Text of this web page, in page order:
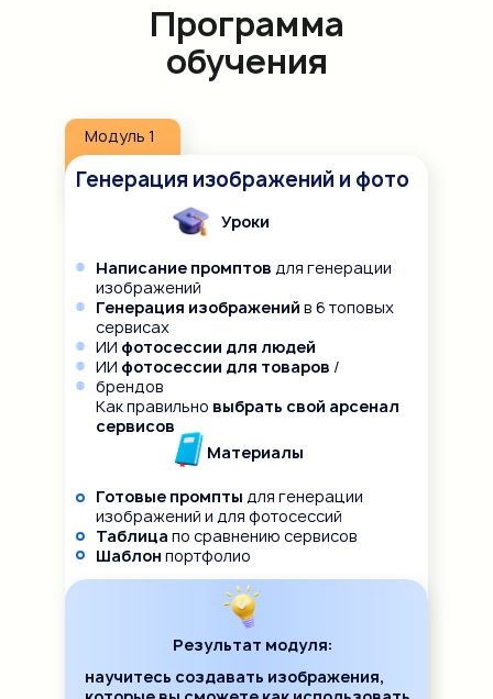
Генерация изображений и фото
Модуль 1
Результат модуля:
научитесь создавать изображения,
Материалы
Готовые промпты для генерации
изображений и для фотосессий
Таблица по сравнению сервисов
Шаблон портфолио
Уроки
Написание промптов для генерации
изображений
Генерация изображений в 6 топовых
сервисах
ИИ фотосессии для людей
ИИ фотосессии для товаров /
брендов
Как правильно выбрать свой арсенал
сервисов
Программа
обучения